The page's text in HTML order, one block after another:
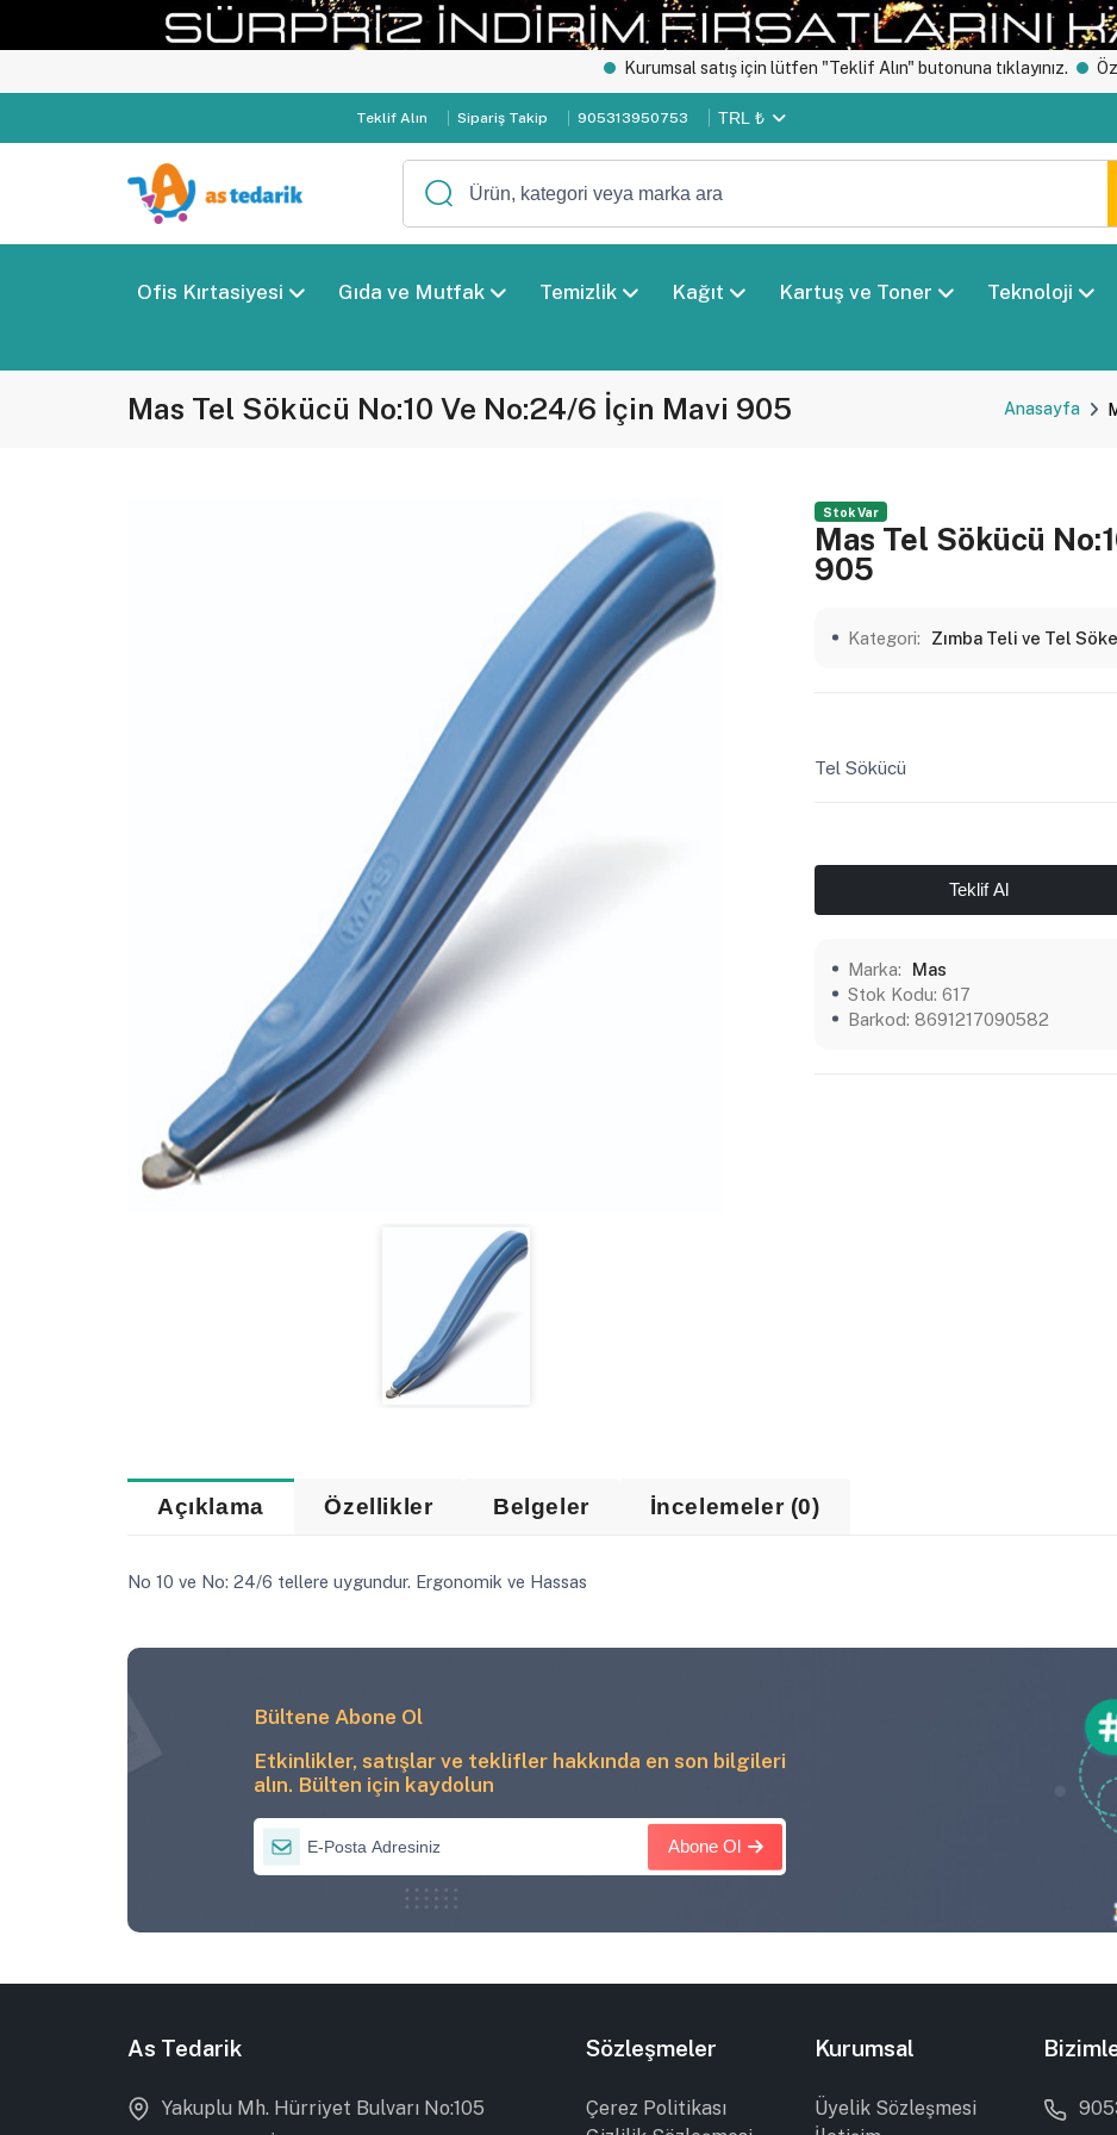
Kurumsal satış için lütfen "Teklif Alın" butonuna tıklayınız. Özel
Teklif Alın Sipariş Takip 905313950753 TRL ₺
Ofis Kırtasiyesi Gıda ve Mutfak Temizlik Kağıt Kartuş ve Toner Teknoloji
Mas Tel Sökücü No:10 Ve No:24/6 İçin Mavi 905 Anasayfa
Stok Var
Mas Tel Sökücü
905
Kategori: Zımba Teli ve Tel
Tel Sökücü
Teklif Al
Marka:
Mas
Stok Kodu: 617
Barkod: 8691217090582
Açıklama Özellikler Belgeler İncelemeler (0)
No 10 ve No: 24/6 tellere uygundur. Ergonomik ve Hassas
Bültene Abone Ol
Etkinlikler, satışlar ve teklifler hakkında en son bilgileri
alın. Bülten için kaydolun
Abone Ol
As Tedarik
Yakuplu Mh. Hürriyet Bulvarı No:105
Sözleşmeler
Çerez Politikası
Kurumsal
Üyelik Sözleşmesi